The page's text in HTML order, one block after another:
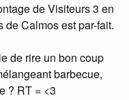
de Visiteurs 3 en
Calmos est par-fait.
de rire un bon coup
barbecue,
? RT = <3